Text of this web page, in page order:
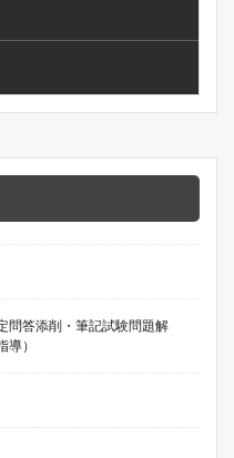
問答添削・筆記試験問題解
導）